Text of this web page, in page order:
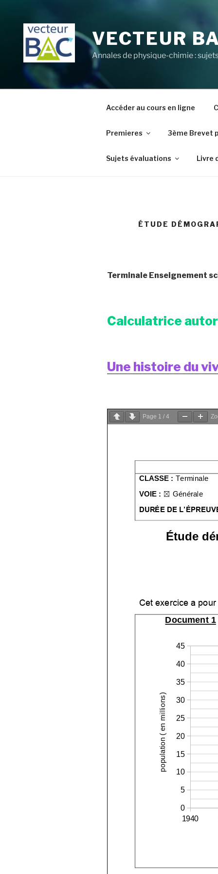
contenu
principal
VECTEUR
Annales de physique-chimie :
Accéder au cours en ligne
Premieres 3ème Brevet
Sujets évaluations Livre
ÉTUDE
Terminale Enseignement
Calculatrice
Une histoire du
Page 1 / 4